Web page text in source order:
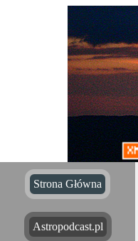
Strona Główna
Astropodcast.pl